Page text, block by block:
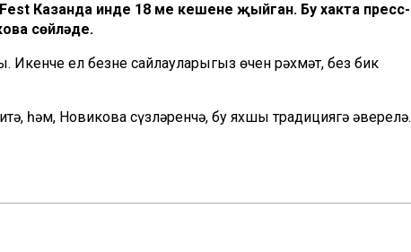
Казанда инде 18 мең кешене җыйган. Бу хакта пресс-
сөйләде.
ел безне сайлауларыгыз өчен рәхмәт, без бик
һәм, Новикова сүзләренчә, бу яхшы традициягә әверелә.